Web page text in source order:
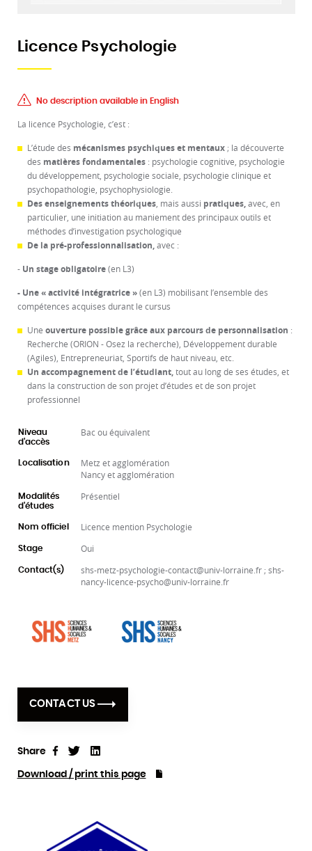
Licence Psychologie
No description available in English
La licence Psychologie, c’est :
L’étude des mécanismes psychiques et mentaux; la découverte
des matières fondamentales: psychologie cognitive, psychologie
du développement, psychologie sociale, psychologie clinique et
psychopathologie, psychophysiologie.
Des enseignements théoriques, mais aussi pratiques,avec, en
particulier, une initiation au maniement des principaux outils et
méthodes d’investigation psychologique
De la pré-professionnalisation,avec :
- Un stage obligatoire(en L3)
- Une « activité intégratrice »(en L3) mobilisant l’ensemble des
compétences acquises durant le cursus
Une ouverture possible grâce aux parcours de personnalisation :
Recherche (ORION - Osez la recherche), Développement durable
(Agiles), Entrepreneuriat, Sportifs de haut niveau, etc.
Un accompagnement de l’étudiant,tout au long de ses études, et
dans la construction de son projet d’études et de son projet
professionnel
Niveau
d'accès
Bac ou équivalent
Localisation
Metz et agglomération
Nancy et agglomération
Modalités
d'études
Présentiel
Nom officiel Licence mention Psychologie
Stage Oui
Contact(s)
shs-metz-psychologie-contact@univ-lorraine.fr ; shs-
nancy-licence-psycho@univ-lorraine.fr
CONTACT US
Share ShareTweet
Download / print this page